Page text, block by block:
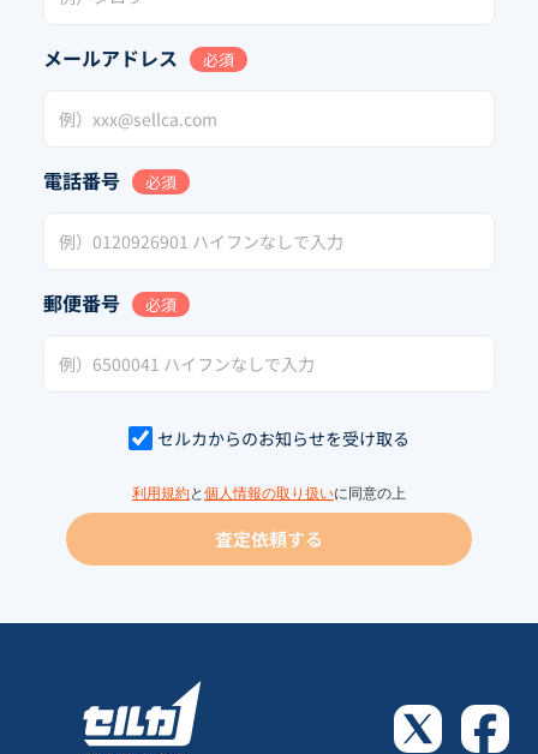
メールアドレス 必須
電話番号 必須
郵便番号 必須
セルカからのお知らせを受け取る
利用規約と 個人情報の取り扱いに同意の上
査定依頼する